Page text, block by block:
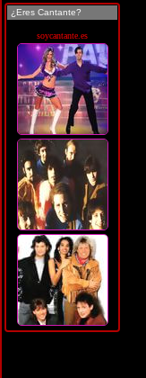
¿Eres Cantante?
soycantante.es